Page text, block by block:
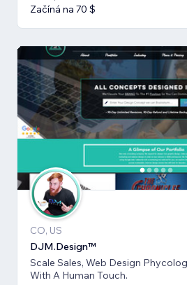
Začíná na 70 $
CO, US
DJM.Design™
Scale Sales, Web Design
With A Human Touch.